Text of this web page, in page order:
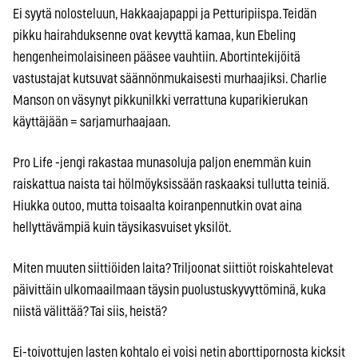
Ei syytä nolosteluun, Hakkaajapappi ja Petturipiispa. Teidän
pikku hairahduksenne ovat kevyttä kamaa, kun Ebeling
hengenheimolaisineen pääsee vauhtiin. Abortintekijöitä
vastustajat kutsuvat säännönmukaisesti murhaajiksi. Charlie
Manson on väsynyt pikkunilkki verrattuna kuparikierukan
käyttäjään = sarjamurhaajaan.
Pro Life -jengi rakastaa munasoluja paljon enemmän kuin
raiskattua naista tai hölmöyksissään raskaaksi tullutta teiniä.
Hiukka outoo, mutta toisaalta koiranpennutkin ovat aina
hellyttävämpiä kuin täysikasvuiset yksilöt.
Miten muuten siittiöiden laita? Triljoonat siittiöt roiskahtelevat
päivittäin ulkomaailmaan täysin puolustuskyvyttöminä, kuka
niistä välittää? Tai siis, heistä?
Ei-toivottujen lasten kohtalo ei voisi netin aborttipornosta kicksit